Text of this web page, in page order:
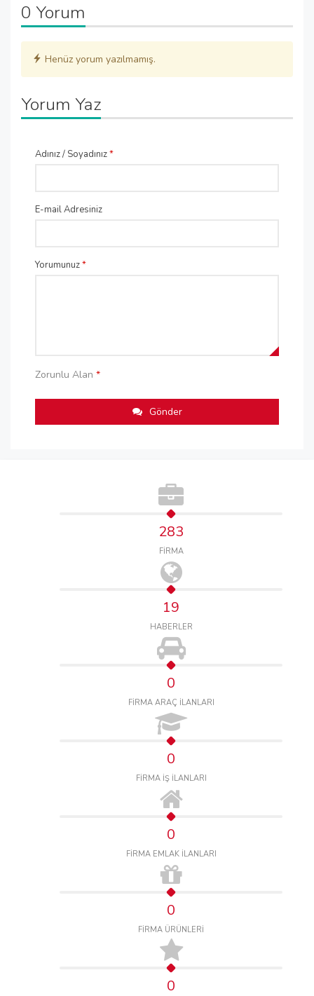
0 Yorum
Henüz yorum yazılmamış.
Yorum Yaz
Adınız / Soyadınız*
E-mail Adresiniz
Yorumunuz*
Zorunlu Alan *
Gönder
283
FİRMA
19
HABERLER
0
FİRMA ARAÇ İLANLARI
0
FİRMA İŞ İLANLARI
0
FİRMA EMLAK İLANLARI
0
FİRMA ÜRÜNLERİ
0